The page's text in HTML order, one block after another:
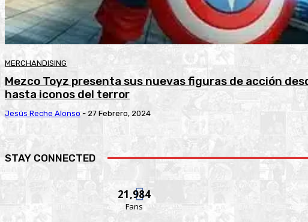
MERCHANDISING
Mezco Toyz presenta sus nuevas figuras de acción
hasta iconos del terror
Jesús Reche Alonso - 27 Febrero, 2024
STAY CONNECTED
21,984
Fans